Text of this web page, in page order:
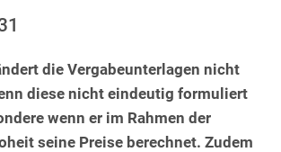
die Vergabeunterlagen nicht
diese nicht eindeutig formuliert
wenn er im Rahmen der
seine Preise berechnet. Zudem